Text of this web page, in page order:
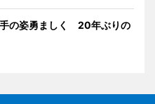
手の姿勇ましく 20年ぶりの